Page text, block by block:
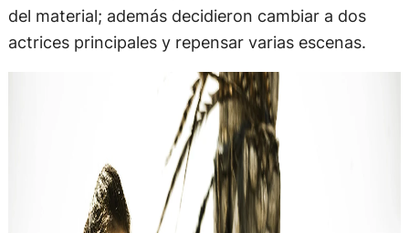
del material; además decidieron cambiar a dos
actrices principales y repensar varias escenas.